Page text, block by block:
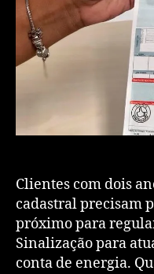
Clientes com dois
cadastral precisam
próximo para
Sinalização para
conta de energia.